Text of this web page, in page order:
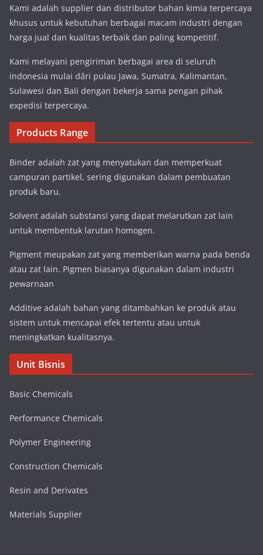
Kami adalah supplier dan distributor bahan kimia terpercaya
khusus untuk kebutuhan berbagai macam industri dengan
harga jual dan kualitas terbaik dan paling kompetitif.
Kami melayani pengiriman berbagai area di seluruh
indonesia mulai dări pulau Jawa, Sumatra, Kalimantan,
Sulawesi dan Bali dengan bekerja sama pengan pihak
expedisi terpercaya.
Products Range
Binder adalah zat yang menyatukan dan memperkuat
campuran partikel, sering digunakan dalam pembuatan
produk baru.
Solvent adalah substansi yang dapat melarutkan zat lain
untuk membentuk larutan homogen.
Pigment meupakan zat yang memberikan warna pada benda
atau zat lain. Pigmen biasanya digunakan dalam industri
pewarnaan
Additive adalah bahan yang ditambahkan ke produk atau
sistem untuk mencapai efek tertentu atau untuk
meningkatkan kualitasnya.
Unit Bisnis
Basic Chemicals
Performance Chemicals
Polymer Engineering
Construction Chemicals
Resin and Derivates
Materials Supplier